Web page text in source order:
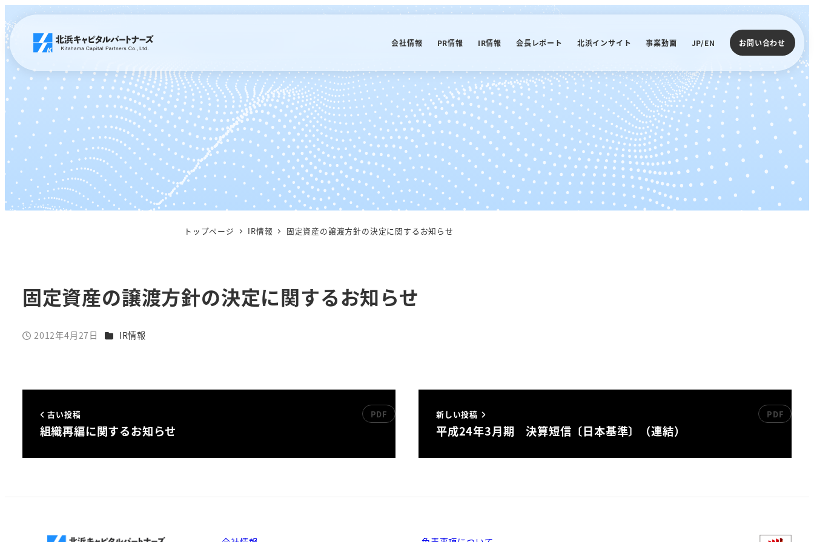
イ
ン
コ
ン
テ
ン
へ
移
会社情報 PR情報 IR情報 会長レポート 北浜インサイト 事業動画 JP/EN お問い合わせ
トップページ IR情報 固定資産の譲渡方針の決定に関するお知らせ
固定資産の譲渡方針の決定に関するお知らせ
投稿日
2012年4月27日 カテゴリー
IR情報
古い投稿
組織再編に関するお知らせ
新しい投稿
平成24年3月期 決算短信〔日本基準〕（連結）